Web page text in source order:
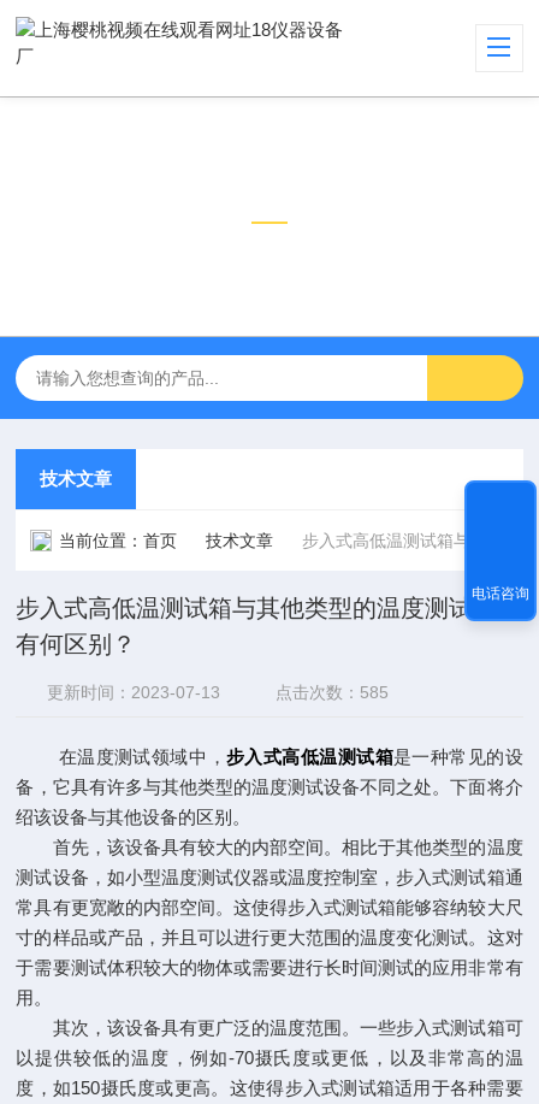
技术文章
当前位置：首页 技术文章 步入式高低温测试箱与其他类型的温度测试设备有何区别？
步入式高低温测试箱与其他类型的温度测试设备
有何区别？
更新时间：2023-07-13 点击次数：585
在温度测试领域中，步入式高低温测试箱是一种常见的设
备，它具有许多与其他类型的温度测试设备不同之处。下面将介
绍该设备与其他设备的区别。
首先，该设备具有较大的内部空间。相比于其他类型的温度
测试设备，如小型温度测试仪器或温度控制室，步入式测试箱通
常具有更宽敞的内部空间。这使得步入式测试箱能够容纳较大尺
寸的样品或产品，并且可以进行更大范围的温度变化测试。这对
于需要测试体积较大的物体或需要进行长时间测试的应用非常有
用。
其次，该设备具有更广泛的温度范围。一些步入式测试箱可
以提供较低的温度，例如-70摄氏度或更低，以及非常高的温
度，如150摄氏度或更高。这使得步入式测试箱适用于各种需要
电话咨询